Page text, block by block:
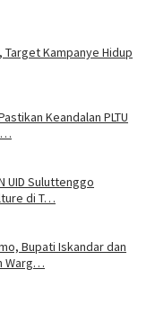
Target Kampanye Hidup
Keandalan PLTU
UID Suluttenggo
di T…
Bupati Iskandar dan
Warg…